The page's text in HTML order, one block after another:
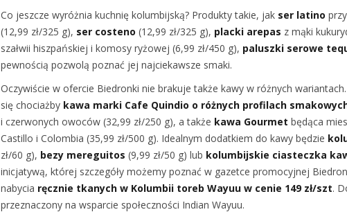
Co jeszcze wyróżnia kuchnię kolumbijską? Produkty takie, jak ser latino
(12,99 zł/325 g), ser costeno (12,99 zł/325 g), placki arepas z mąki
szałwii hiszpańskiej i komosy ryżowej (6,99 zł/450 g), paluszki serowe
pewnością pozwolą poznać jej najciekawsze smaki.
Oczywiście w ofercie Biedronki nie brakuje także kawy w różnych
się chociażby kawa marki Cafe Quindio o różnych profilach
i czerwonych owoców (32,99 zł/250 g), a także kawa Gourmet będąca
Castillo i Colombia (35,99 zł/500 g). Idealnym dodatkiem do kawy będzie
zł/60 g), bezy mereguitos (9,99 zł/50 g) lub kolumbijskie ciasteczka
inicjatywą, której szczegóły możemy poznać w gazetce promocyjnej
nabycia ręcznie tkanych w Kolumbii toreb Wayuu w cenie 149 zł/szt.
przeznaczony na wsparcie społeczności Indian Wayuu.